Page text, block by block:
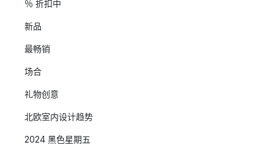
％ 折扣中
新品
最畅销
场合
礼物创意
北欧室内设计趋势
2024 黑色星期五